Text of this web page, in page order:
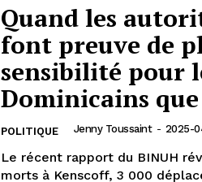
Quand les
font preuve de
sensibilité pour
Dominicains
POLITIQUE Jenny Toussaint - 2025-
Le récent rapport du BINUH
morts à Kenscoff, 3 000